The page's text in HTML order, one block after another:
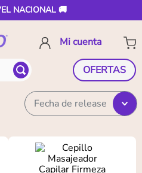
NACIONAL 🚚
OFERTAS
Fecha de release